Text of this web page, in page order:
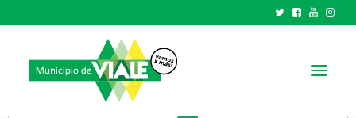
Emprendedurismo